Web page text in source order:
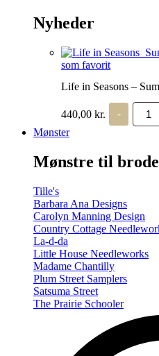
Nyheder
som favorit
Life in Seasons –
440,00 kr. -
Life
Mønster
Mønstre til
Tille's
Barbara Ana Designs
Carolyn Manning Design
Country Cottage
La-d-da
Little House Needleworks
Madame Chantilly
Plum Street Samplers
Satsuma Street
The Prairie Schooler